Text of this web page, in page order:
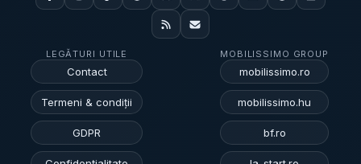
LEGĂTURI UTILE
Contact
Termeni & condiții
GDPR
MOBILISSIMO GROUP
mobilissimo.ro
mobilissimo.hu
bf.ro